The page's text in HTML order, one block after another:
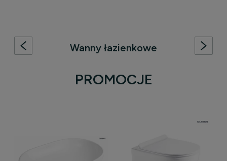
Wanny łazienkowe
każdej łazienki, jak i praktyczne wanny przyścienne oraz
Niezależnie od wyboru, nasze wanny są trwałe i estetyczne,
PROMOCJE